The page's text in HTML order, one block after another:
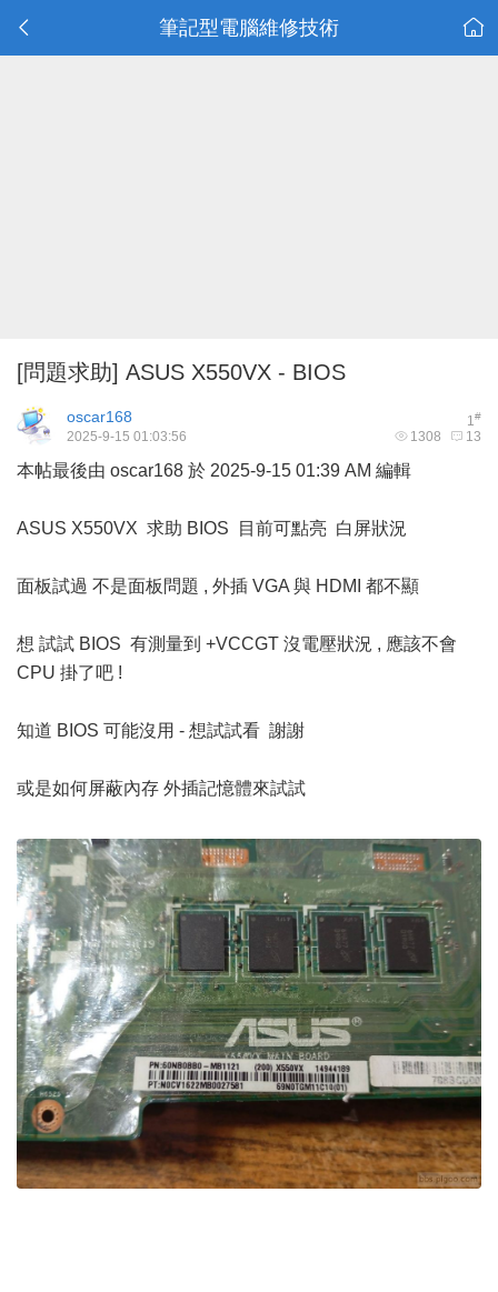
筆記型電腦維修技術
[問題求助] ASUS X550VX - BIOS
1#
oscar168
1308 13
2025-9-15 01:03:56
本帖最後由 oscar168 於 2025-9-15 01:39 AM 編輯
ASUS X550VX 求助 BIOS 目前可點亮 白屏狀況
面板試過 不是面板問題 , 外插 VGA 與 HDMI 都不顯
想 試試 BIOS 有測量到 +VCCGT 沒電壓狀況 , 應該不會
CPU 掛了吧 !
知道 BIOS 可能沒用 - 想試試看 謝謝
或是如何屏蔽內存 外插記憶體來試試